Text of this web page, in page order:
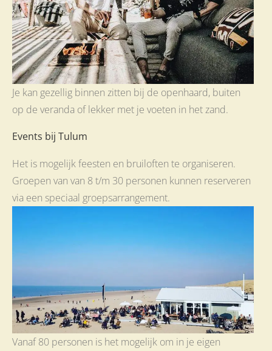
Je kan gezellig binnen zitten bij de openhaard, buiten
op de veranda of lekker met je voeten in het zand.
Events bij Tulum
Het is mogelijk feesten en bruiloften te organiseren.
Groepen van van 8 t/m 30 personen kunnen reserveren
via een speciaal groepsarrangement.
Vanaf 80 personen is het mogelijk om in je eigen